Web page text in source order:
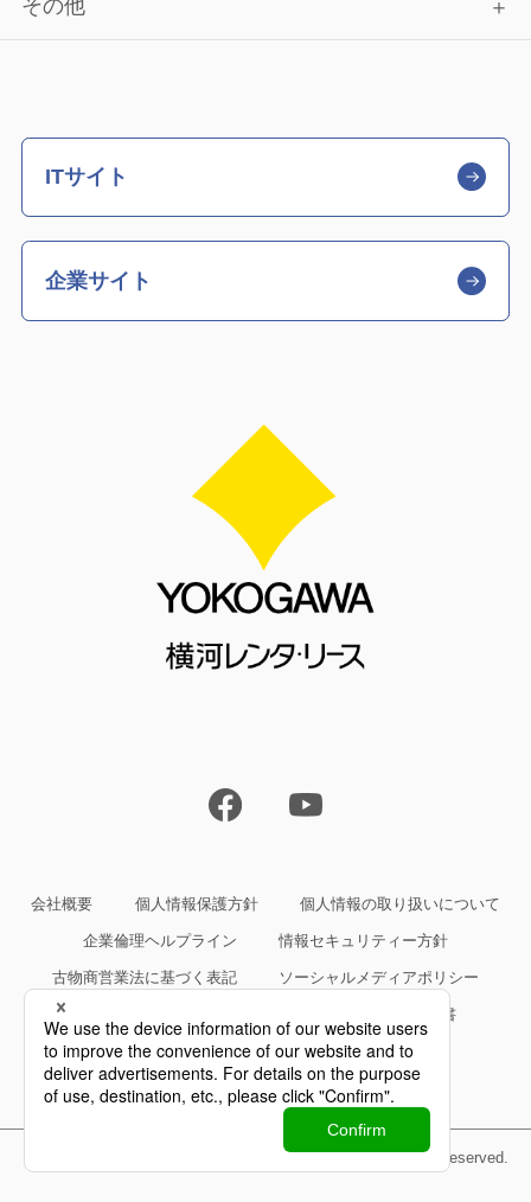
その他
ITサイト
企業サイト
会社概要 個人情報保護方針 個人情報の取り扱いについて
企業倫理ヘルプライン 情報セキュリティー方針
古物商営業法に基づく表記 ソーシャルメディアポリシー
約款・規約等、サービス仕様書
Copyright©Yokogawa Rental & Lease Corporation All Rights Reserved.